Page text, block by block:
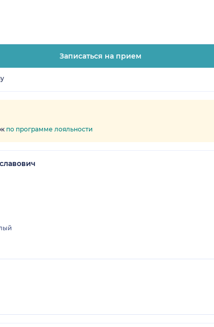
Записаться на прием
по программе лояльности